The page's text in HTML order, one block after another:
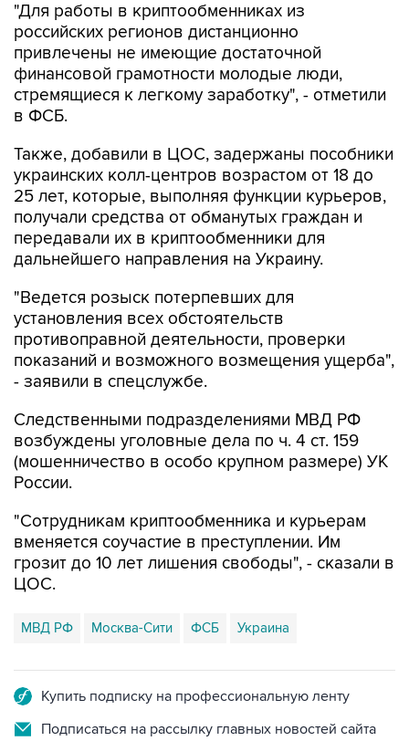
"Для работы в криптообменниках из
российских регионов дистанционно
привлечены не имеющие достаточной
финансовой грамотности молодые люди,
стремящиеся к легкому заработку", - отметили
в ФСБ.
Также, добавили в ЦОС, задержаны пособники
украинских колл-центров возрастом от 18 до
25 лет, которые, выполняя функции курьеров,
получали средства от обманутых граждан и
передавали их в криптообменники для
дальнейшего направления на Украину.
"Ведется розыск потерпевших для
установления всех обстоятельств
противоправной деятельности, проверки
показаний и возможного возмещения ущерба",
- заявили в спецслужбе.
Следственными подразделениями МВД РФ
возбуждены уголовные дела по ч. 4 ст. 159
(мошенничество в особо крупном размере) УК
России.
"Сотрудникам криптообменника и курьерам
вменяется соучастие в преступлении. Им
грозит до 10 лет лишения свободы", - сказали в
ЦОС.
МВД РФ Москва-Сити ФСБ Украина
Купить подписку на профессиональную ленту
Подписаться на рассылку главных новостей сайта